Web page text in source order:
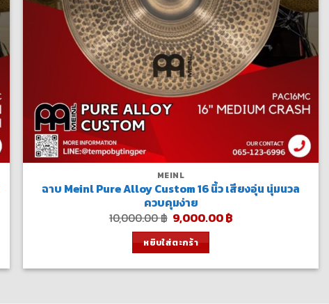
MEINL
ฉาบ Meinl Pure Alloy Custom 16 นิ้ว เสียงอุ่น นุ่มนวล
ควบคุมง่าย
10,000.00฿ Original
price
was:
10,000.00 ฿.
9,000.00฿Current
หยิบใส่ตะกร้า